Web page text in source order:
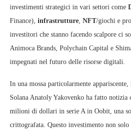
investimenti strategici in vari settori come
Finance), infrastrutture NFT/giochi e
investitori che stanno facendo scalpore ci
Animoca Brands, Polychain Capital e
impegnati nel futuro delle risorse digitali.
In una mossa particolarmente
Solana Anatoly Yakovenko ha fatto
milioni di dollari in serie A in Oobit, una
crittografata. Questo investimento non solo